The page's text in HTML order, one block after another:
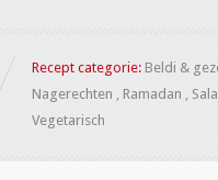
Recept categorie: Beldi &
Nagerechten , Ramadan ,
Vegetarisch